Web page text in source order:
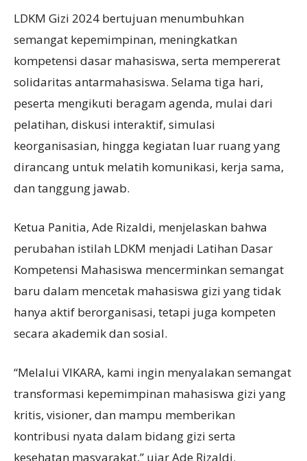
LDKM Gizi 2024 bertujuan menumbuhkan
semangat kepemimpinan, meningkatkan
kompetensi dasar mahasiswa, serta mempererat
solidaritas antarmahasiswa. Selama tiga hari,
peserta mengikuti beragam agenda, mulai dari
pelatihan, diskusi interaktif, simulasi
keorganisasian, hingga kegiatan luar ruang yang
dirancang untuk melatih komunikasi, kerja sama,
dan tanggung jawab.
Ketua Panitia, Ade Rizaldi, menjelaskan bahwa
perubahan istilah LDKM menjadi Latihan Dasar
Kompetensi Mahasiswa mencerminkan semangat
baru dalam mencetak mahasiswa gizi yang tidak
hanya aktif berorganisasi, tetapi juga kompeten
secara akademik dan sosial.
“Melalui VIKARA, kami ingin menyalakan semangat
transformasi kepemimpinan mahasiswa gizi yang
kritis, visioner, dan mampu memberikan
kontribusi nyata dalam bidang gizi serta
kesehatan masyarakat,” ujar Ade Rizaldi.